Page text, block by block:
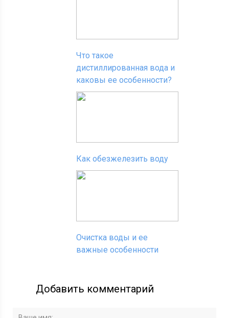
Что такое
дистиллированная вода и
каковы ее особенности?
Как обезжелезить воду
Очистка воды и ее
важные особенности
Добавить комментарий